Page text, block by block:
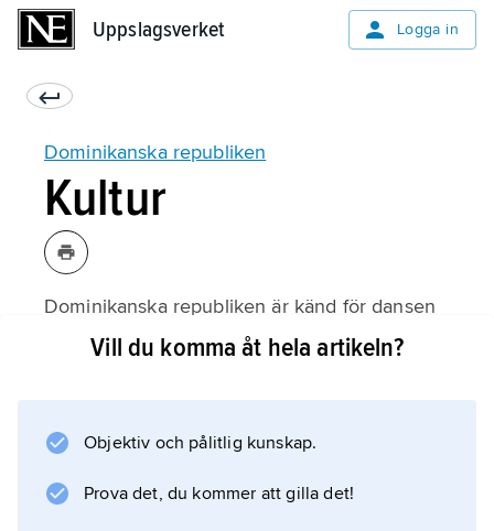
Uppslagsverket Logga in
Dominikanska republiken
Kultur
Dominikanska republiken är känd för dansen
och musikstilen merengue som har en snabb
-trumma och
guayo
Vill du komma åt hela artikeln?
Objektiv och pålitlig kunskap.
Prova det, du kommer att gilla det!